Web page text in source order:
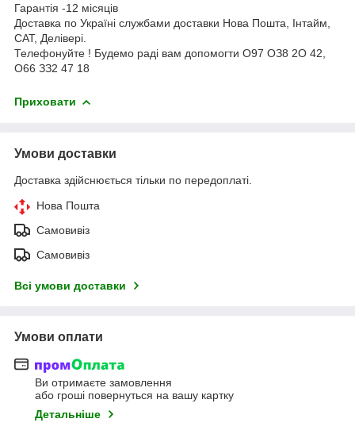
Гарантія -12 місяців
Доставка по Україні службами доставки Нова Пошта, Інтайм,
САТ, Делівері.
Телефонуйте ! Будемо раді вам допомогти О97 ОЗ8 2О 42,
О66 ЗЗ2 47 18
Приховати
Умови доставки
Доставка здійснюється тільки по передоплаті.
Нова Пошта
Самовивіз
Самовивіз
Всі умови доставки
Умови оплати
Ви отримаєте замовлення
або гроші повернуться на вашу картку
Детальніше